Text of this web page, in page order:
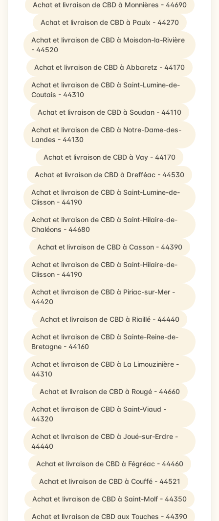
Achat et livraison de CBD à Monnières - 44690
Achat et livraison de CBD à Paulx - 44270
Achat et livraison de CBD à Moisdon-la-Rivière
- 44520
Achat et livraison de CBD à Abbaretz - 44170
Achat et livraison de CBD à Saint-Lumine-de-
Coutais - 44310
Achat et livraison de CBD à Soudan - 44110
Achat et livraison de CBD à Notre-Dame-des-
Landes - 44130
Achat et livraison de CBD à Vay - 44170
Achat et livraison de CBD à Drefféac - 44530
Achat et livraison de CBD à Saint-Lumine-de-
Clisson - 44190
Achat et livraison de CBD à Saint-Hilaire-de-
Chaléons - 44680
Achat et livraison de CBD à Casson - 44390
Achat et livraison de CBD à Saint-Hilaire-de-
Clisson - 44190
Achat et livraison de CBD à Piriac-sur-Mer -
44420
Achat et livraison de CBD à Riaillé - 44440
Achat et livraison de CBD à Sainte-Reine-de-
Bretagne - 44160
Achat et livraison de CBD à La Limouzinière -
44310
Achat et livraison de CBD à Rougé - 44660
Achat et livraison de CBD à Saint-Viaud -
44320
Achat et livraison de CBD à Joué-sur-Erdre -
44440
Achat et livraison de CBD à Fégréac - 44460
Achat et livraison de CBD à Couffé - 44521
Achat et livraison de CBD à Saint-Molf - 44350
Achat et livraison de CBD aux Touches - 44390